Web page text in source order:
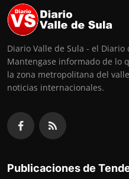
Diario Valle de Sula - el
Mantengase informado de lo
la zona metropolitana del
noticias internacionales.
Publicaciones de